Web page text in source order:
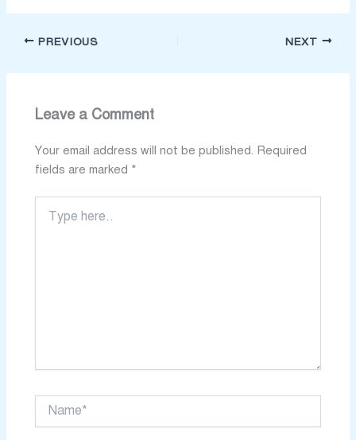
PREVIOUS NEXT
Leave a Comment
Your email address will not be published. Required
fields are marked *
here..
Name*